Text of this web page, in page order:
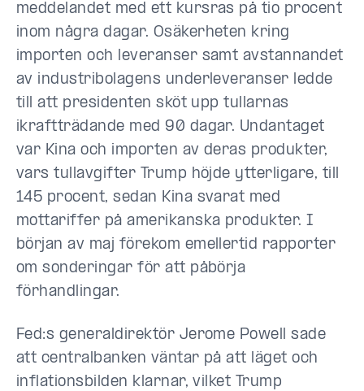
meddelandet med ett kursras på tio procent
inom några dagar. Osäkerheten kring
importen och leveranser samt avstannandet
av industribolagens underleveranser ledde
till att presidenten sköt upp tullarnas
ikraftträdande med 90 dagar. Undantaget
var Kina och importen av deras produkter,
vars tullavgifter Trump höjde ytterligare, till
145 procent, sedan Kina svarat med
mottariffer på amerikanska produkter. I
början av maj förekom emellertid rapporter
om sonderingar för att påbörja
förhandlingar.
Fed:s generaldirektör Jerome Powell sade
att centralbanken väntar på att läget och
inflationsbilden klarnar, vilket Trump